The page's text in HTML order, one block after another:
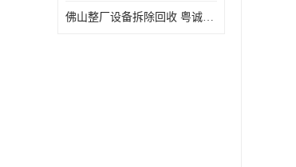
佛山整厂设备拆除回收 粤诚达建筑 环保意识